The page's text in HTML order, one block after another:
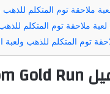
ملاحقة توم المتكلم
لعبة ملاحقة توم المتكلم
توم المتكلم للذهب ولعبة